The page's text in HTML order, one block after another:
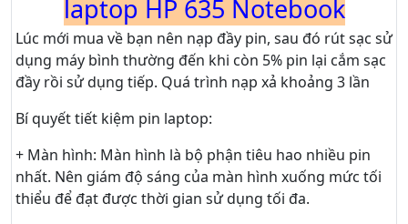
laptop HP 635 Notebook
Lúc mới mua về bạn nên nạp đầy pin, sau đó rút sạc sử
dụng máy bình thường đến khi còn 5% pin lại cắm sạc
đầy rồi sử dụng tiếp. Quá trình nạp xả khoảng 3 lần
Bí quyết tiết kiệm pin laptop:
+ Màn hình: Màn hình là bộ phận tiêu hao nhiều pin
nhất. Nên giám độ sáng của màn hình xuống mức tối
thiểu để đạt được thời gian sử dụng tối đa.